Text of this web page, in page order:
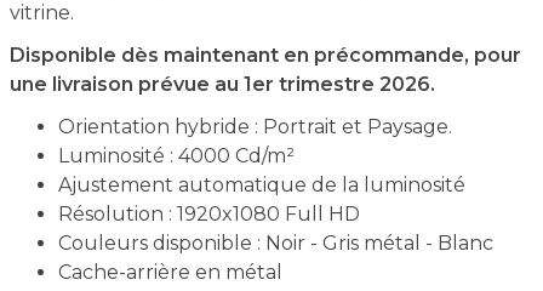
vitrine.
Disponible dès maintenant en précommande, pour
une livraison prévue au 1er trimestre 2026.
Orientation hybride : Portrait et Paysage.
Luminosité : 4000 Cd/m²
Ajustement automatique de la luminosité
Résolution : 1920x1080 Full HD
Couleurs disponible : Noir - Gris métal - Blanc
Cache-arrière en métal